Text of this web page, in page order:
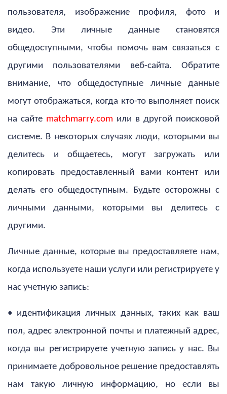
пользователя, изображение профиля, фото и
видео. Эти личные данные становятся
общедоступными, чтобы помочь вам связаться с
другими пользователями веб-сайта. Обратите
внимание, что общедоступные личные данные
могут отображаться, когда кто-то выполняет поиск
на сайте matchmarry.com или в другой поисковой
системе. В некоторых случаях люди, которыми вы
делитесь и общаетесь, могут загружать или
копировать предоставленный вами контент или
делать его общедоступным. Будьте осторожны с
личными данными, которыми вы делитесь с
другими.
Личные данные, которые вы предоставляете нам,
когда используете наши услуги или регистрируете у
нас учетную запись:
• идентификация личных данных, таких как ваш
пол, адрес электронной почты и платежный адрес,
когда вы регистрируете учетную запись у нас. Вы
принимаете добровольное решение предоставлять
нам такую ​​личную информацию, но если вы